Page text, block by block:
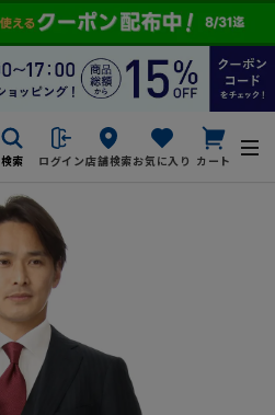
検索 ログイン店舗検索お気に入り カート